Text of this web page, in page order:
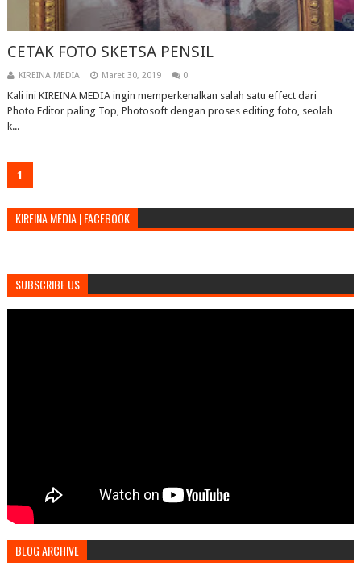
CETAK FOTO SKETSA PENSIL
KIREINA MEDIA Maret 30, 2019 0
Kali ini KIREINA MEDIA ingin memperkenalkan salah satu effect dari
Photo Editor paling Top, Photosoft dengan proses editing foto, seolah
k...
1
KIREINA MEDIA | FACEBOOK
SUBSCRIBE US
BLOG ARCHIVE